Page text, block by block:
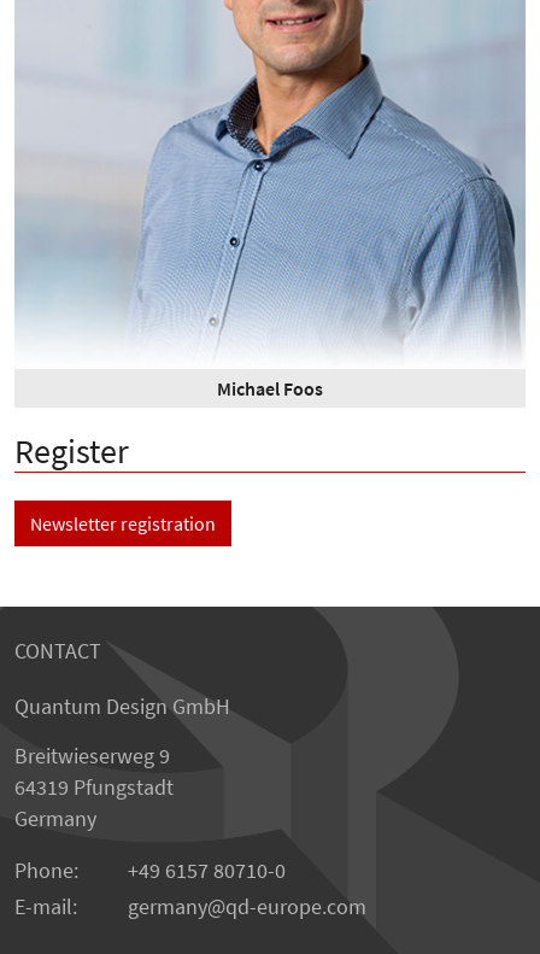
Michael Foos
Register
Newsletter registration
CONTACT
Quantum Design GmbH
Breitwieserweg 9
64319 Pfungstadt
Germany
Phone:
+49 6157 80710-0
E-mail:
germany qd-europe.com